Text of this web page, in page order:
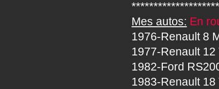
Mes autos: En
1976-Renault 8
1977-Renault 12
1982-Ford
1983-Renault